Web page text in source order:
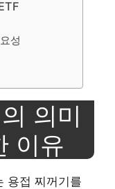
성
의미
이유
용접 찌꺼기를